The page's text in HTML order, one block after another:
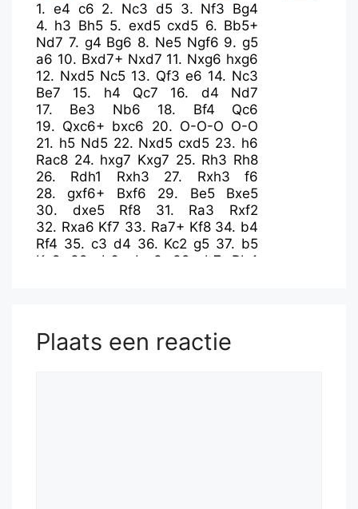
1. e4 c6 2. Nc3 d5 3. Nf3 Bg4
4. h3 Bh5 5. exd5 cxd5 6. Bb5+
Nd7 7. g4 Bg6 8. Ne5 Ngf6 9. g5
a6 10. Bxd7+ Nxd7 11. Nxg6 hxg6
12. Nxd5 Nc5 13. Qf3 e6 14. Nc3
Be7
15. h4 Qc7 16. d4
Nd7
17. Be3 Nb6 18. Bf4
Qc6
19. Qxc6+ bxc6 20. O-O-O O-O
21. h5 Nd5 22. Nxd5 cxd5 23. h6
Rac8 24. hxg7 Kxg7 25. Rh3 Rh8
26. Rdh1 Rxh3 27. Rxh3
f6
28.gxf6+ Bxf6 29. Be5
Bxe5
30. dxe5 Rf8 31. Ra3
Rxf2
32. Rxa6 Kf7 33. Ra7+ Kf8 34. b4
Rf4 35. c3 d4 36. Kc2 g5 37. b5
Kg8
38. b6 dxc3 39. b7
Rb4
Plaats een reactie